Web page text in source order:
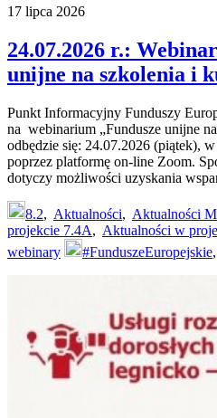
17 lipca 2026
24.07.2026 r.:
unijne na szkolenia i
Punkt Informacyjny Funduszy
na webinarium „Fundusze unijne
odbędzie się: 24.07.2026 (piątek),
poprzez platformę on-line Zoom.
dotyczy możliwości uzyskania
8.2, Aktualności, Aktualności
projekcie 7.4A, Aktualności w
webinary
#FunduszeEuropejskie,